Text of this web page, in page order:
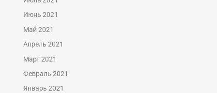
Июнь 2021
Май 2021
Апрель 2021
Март 2021
Февраль 2021
Январь 2021